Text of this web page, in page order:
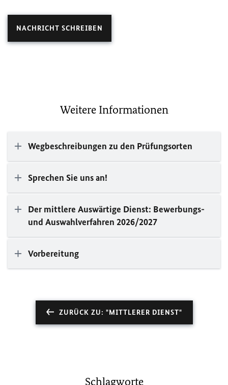
NACHRICHT SCHREIBEN
Weitere Informationen
Wegbeschreibungen zu den Prüfungsorten
Sprechen Sie uns an!
Der mittlere Auswärtige Dienst: Bewerbungs-
und Auswahlverfahren 2026/2027
Vorbereitung
ZURÜCK ZU: "MITTLERER DIENST"
Schlagworte